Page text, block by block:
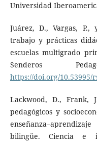
Universidad
Juárez, D., Vargas, P.,
trabajo y prácticas
escuelas multigrado
Senderos
https://doi.org/10.53995/
Lackwood, D., Frank,
pedagógicos y
bilingüe. Ciencia e